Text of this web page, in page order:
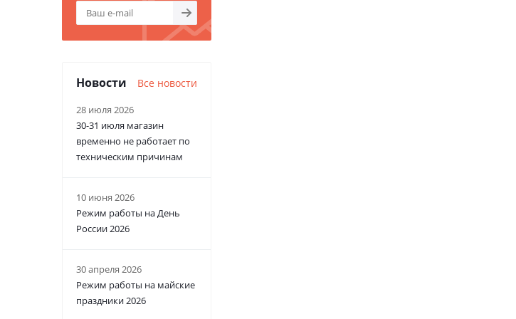
Новости Все новости
28 июля 2026
30-31 июля магазин
временно не работает по
техническим причинам
10 июня 2026
Режим работы на День
России 2026
30 апреля 2026
Режим работы на майские
праздники 2026